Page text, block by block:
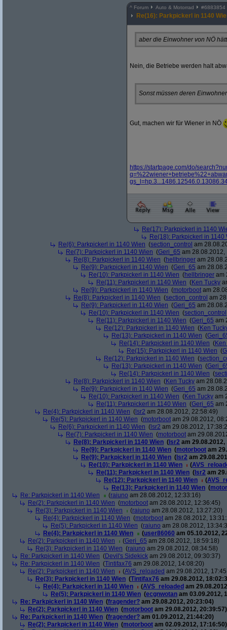
^ Forum Auto & Motorrad #6883854
Re(16): Parkpickerl in 1140
aber die Einwohner von NÖ
Nein, die Betriebe werden halt
Sonst müssen deren
Gut, machen wir für Wiener in NÖ
https://startpage.com/do/search?
Re(17): Parkpickerl in 1140
Re(18): Parkpickerl in 1140
Re(6): Parkpickerl in 1140 Wien (section_control am
Re(7): Parkpickerl in 1140 Wien (Geri_65 am 28.08.2012,
Re(8): Parkpickerl in 1140 Wien (hellbringer am
Re(9): Parkpickerl in 1140 Wien (Geri_65 am
Re(10): Parkpickerl in 1140 Wien (hellbringer am
Re(11): Parkpickerl in 1140 Wien (Ken Tucky
Re(9): Parkpickerl in 1140 Wien (motorboot am
Re(8): Parkpickerl in 1140 Wien (section_control am
Re(9): Parkpickerl in 1140 Wien (Geri_65 am
Re(10): Parkpickerl in 1140 Wien (section_control
Re(11): Parkpickerl in 1140 Wien (Geri_65 am
Re(12): Parkpickerl in 1140 Wien (Ken
Re(13): Parkpickerl in 1140 Wien (
Re(14): Parkpickerl in 1140 Wien (
Re(15): Parkpickerl in 1140 Wien (
Re(12): Parkpickerl in 1140 Wien (
Re(13): Parkpickerl in 1140 Wien (
Re(14): Parkpickerl in 1140 Wien (
Re(8): Parkpickerl in 1140 Wien (Ken Tucky am
Re(9): Parkpickerl in 1140 Wien (Geri_65 am
Re(10): Parkpickerl in 1140 Wien (Ken Tucky am
Re(11): Parkpickerl in 1140 Wien (Geri_65 am
Re(4): Parkpickerl in 1140 Wien ( lsr2 am 28.08.2012, 22:58:49)
Re(5): Parkpickerl in 1140 Wien (motorboot am 29.08.2012,
Re(6): Parkpickerl in 1140 Wien ( lsr2 am 29.08.2012,
Re(7): Parkpickerl in 1140 Wien (motorboot am
Re(8): Parkpickerl in 1140 Wien ( lsr2 am 29.08.2012,
Re(9): Parkpickerl in 1140 Wien (motorboot am
Re(9): Parkpickerl in 1140 Wien ( lsr2 am
Re(10): Parkpickerl in 1140 Wien
(
Re(11): Parkpickerl in 1140 Wien ( lsr2 am
Re(12): Parkpickerl in 1140 Wien
(
Re(13): Parkpickerl in 1140 Wien (
Re: Parkpickerl in 1140 Wien
(raiuno am 28.08.2012, 12:33:16)
Re(2): Parkpickerl in 1140 Wien (motorboot am 28.08.2012, 12:36:45)
Re(3): Parkpickerl in 1140 Wien
(raiuno am 28.08.2012, 13:27:20)
Re(4): Parkpickerl in 1140 Wien (motorboot am 28.08.2012,
Re(5): Parkpickerl in 1140 Wien (raiuno am 28.08.2012,
Re(4): Parkpickerl in 1140 Wien
(user86060 am 05.10.2012,
Re(2): Parkpickerl in 1140 Wien
(Geri_65 am 28.08.2012, 18:59:18)
Re(3): Parkpickerl in 1140 Wien (raiuno am 29.08.2012, 08:34:58)
Re: Parkpickerl in 1140 Wien (Devil's Sidekick am 29.08.2012, 09:30:37)
Re: Parkpickerl in 1140 Wien (Tintifax76 am 29.08.2012, 14:08:20)
Re(2): Parkpickerl in 1140 Wien
(AVS_reloaded am 29.08.2012,
Re(3): Parkpickerl in 1140 Wien (Tintifax76 am 29.08.2012,
Re(4): Parkpickerl in 1140 Wien
(AVS_reloaded am
Re(5): Parkpickerl in 1140 Wien (ecgnwotan am 03.09.2012,
Re: Parkpickerl in 1140 Wien (fragender? am 29.08.2012, 20:23:04)
Re(2): Parkpickerl in 1140 Wien (motorboot am 29.08.2012, 20:39:57)
Re: Parkpickerl in 1140 Wien (fragender? am 01.09.2012, 21:44:20)
Re(2): Parkpickerl in 1140 Wien (motorboot am 02.09.2012, 17:16:50)